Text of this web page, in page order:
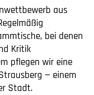
aus
bei denen
Kritik
pflegen wir eine
— einem
Stadt.